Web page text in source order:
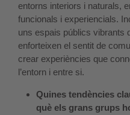
entorns interiors i naturals,
funcionals i experiencials.
uns espais públics vibrants
enforteixen el sentit de
crear experiències que
l’entorn i entre si.
Quines tendències
què els grans grups